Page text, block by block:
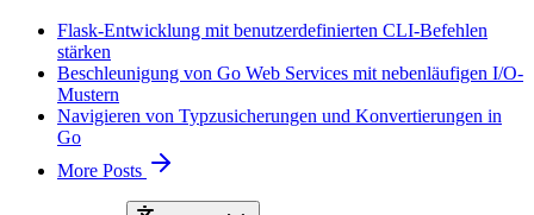
Flask-Entwicklung mit benutzerdefinierten CLI-Befehlen
stärken
Beschleunigung von Go Web Services mit nebenläufigen I/O-
Mustern
Navigieren von Typzusicherungen und Konvertierungen in
Go
More Posts